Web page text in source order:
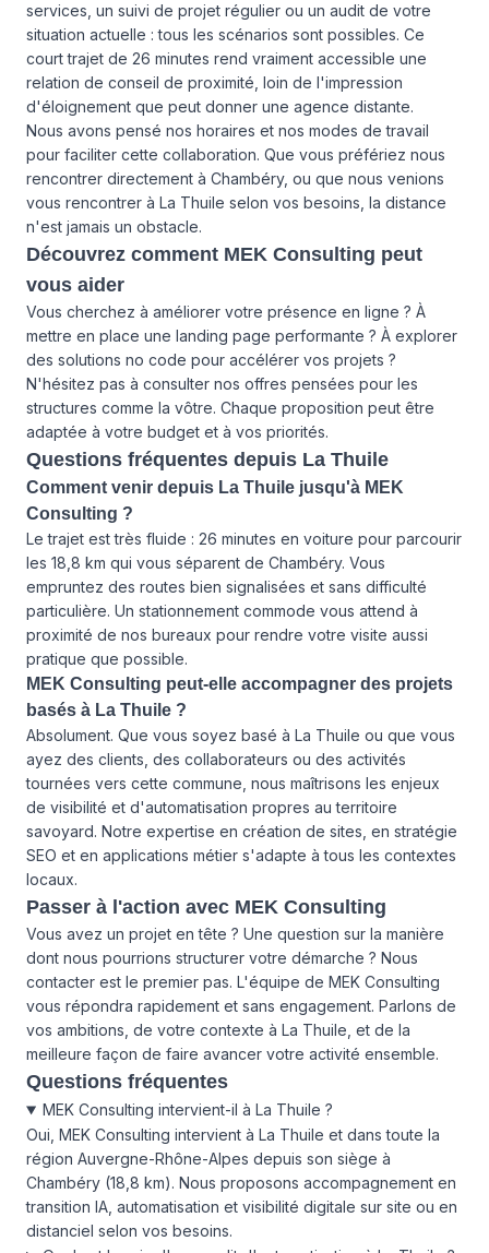
services , un suivi de projet régulier ou un audit de votre
situation actuelle : tous les scénarios sont possibles. Ce
court trajet de 26 minutes rend vraiment accessible une
relation de conseil de proximité, loin de l'impression
d'éloignement que peut donner une agence distante.
Nous avons pensé nos horaires et nos modes de travail
pour faciliter cette collaboration. Que vous préfériez nous
rencontrer directement à Chambéry, ou que nous venions
vous rencontrer à La Thuile selon vos besoins, la distance
n'est jamais un obstacle.
Découvrez comment MEK Consulting peut
vous aider
Vous cherchez à améliorer votre présence en ligne ? À
mettre en place une landing page performante ? À explorer
des solutions no code pour accélérer vos projets ?
N'hésitez pas à consulter nos offres pensées pour les
structures comme la vôtre. Chaque proposition peut être
adaptée à votre budget et à vos priorités.
Questions fréquentes depuis La Thuile
Comment venir depuis La Thuile jusqu'à MEK
Consulting ?
Le trajet est très fluide : 26 minutes en voiture pour parcourir
les 18,8 km qui vous séparent de Chambéry. Vous
empruntez des routes bien signalisées et sans difficulté
particulière. Un stationnement commode vous attend à
proximité de nos bureaux pour rendre votre visite aussi
pratique que possible.
MEK Consulting peut-elle accompagner des projets
basés à La Thuile ?
Absolument. Que vous soyez basé à La Thuile ou que vous
ayez des clients, des collaborateurs ou des activités
tournées vers cette commune, nous maîtrisons les enjeux
de visibilité et d'automatisation propres au territoire
savoyard. Notre expertise en création de sites, en stratégie
SEO et en applications métier s'adapte à tous les contextes
locaux.
Passer à l'action avec MEK Consulting
Vous avez un projet en tête ? Une question sur la manière
dont nous pourrions structurer votre démarche ? Nous
contacter est le premier pas. L'équipe de MEK Consulting
vous répondra rapidement et sans engagement. Parlons de
vos ambitions, de votre contexte à La Thuile, et de la
meilleure façon de faire avancer votre activité ensemble.
Questions fréquentes
MEK Consulting intervient-il à La Thuile ?
Oui, MEK Consulting intervient à La Thuile et dans toute la
région Auvergne-Rhône-Alpes depuis son siège à
Chambéry (18,8 km). Nous proposons accompagnement en
transition IA, automatisation et visibilité digitale sur site ou en
distanciel selon vos besoins.